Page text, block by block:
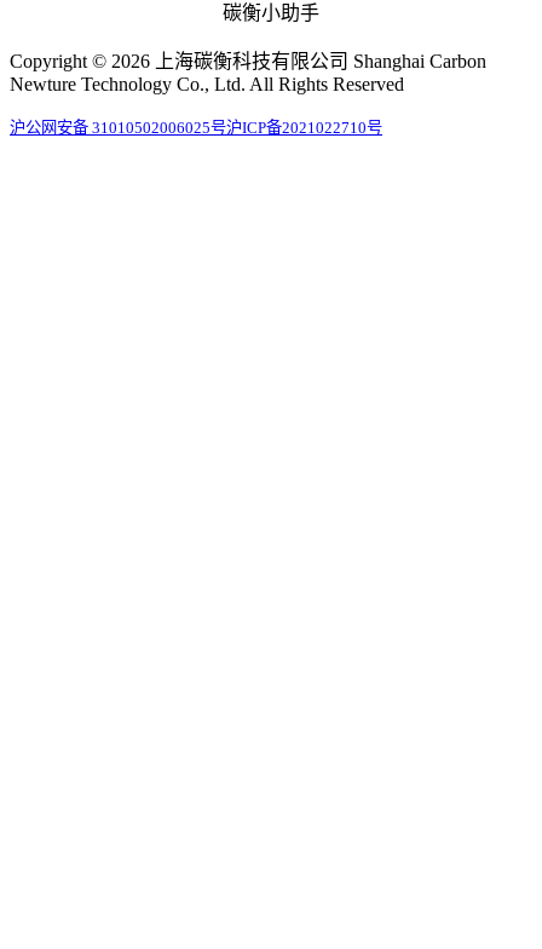
碳衡小助手
Copyright © 2026 上海碳衡科技有限公司 Shanghai Carbon
Newture Technology Co., Ltd. All Rights Reserved
沪公网安备 31010502006025号沪ICP备2021022710号